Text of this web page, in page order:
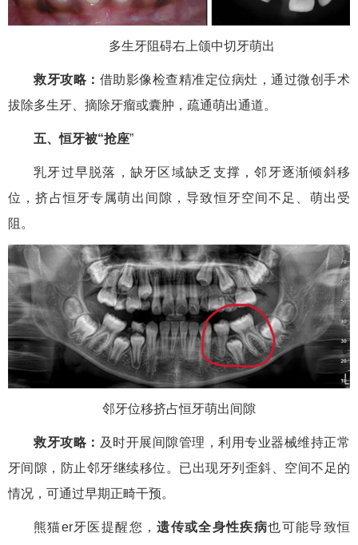
多生牙阻碍右上颌中切牙萌出
救牙攻略： 借助影像检查精准定位病灶，通过微创手术
拔除多生牙、摘除牙瘤或囊肿，疏通萌出通道。
五、恒牙被“抢座”
乳牙过早脱落，缺牙区域缺乏支撑，邻牙逐渐倾斜移
位，挤占恒牙专属萌出间隙，导致恒牙空间不足、萌出受
阻。
邻牙位移挤占恒牙萌出间隙
救牙攻略： 及时开展间隙管理，利用专业器械维持正常
牙间隙，防止邻牙继续移位。已出现牙列歪斜、空间不足的
情况，可通过早期正畸干预。
熊猫er牙医提醒您，遗传或全身性疾病也可能导致恒